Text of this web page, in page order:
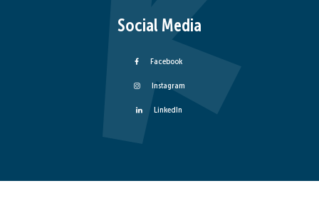
Social Media
Facebook
Instagram
LinkedIn